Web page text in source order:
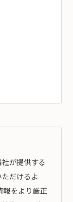
が提供する
だけるよ
報をより厳正